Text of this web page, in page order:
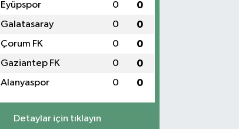
Eyüpspor 0 0
Galatasaray 0 0
Çorum FK 0 0
Gaziantep FK 0 0
Alanyaspor 0 0
Detaylar için tıklayın